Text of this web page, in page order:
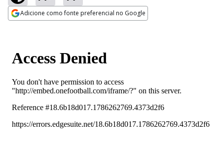
Adicione como fonte preferencial no Google